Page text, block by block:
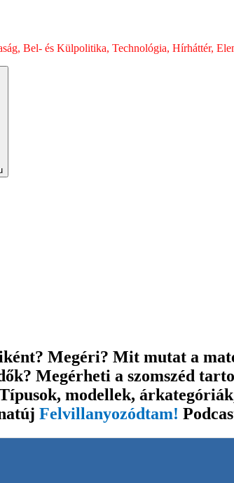
Bel- és Külpolitika, Technológia, Hírháttér,
Megéri? Mit mutat a
Megérheti a szomszéd
modellek,
Felvillanyozódtam!